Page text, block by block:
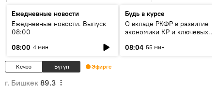
Ежедневные новости
Ежедневные новости. Выпуск
08:00
08:00 4 мин
Будь в курсе
О вкладе РКФР в развитие
экономики КР и ключевых
08:04 55 мин
Кечээ Бүгүн Эфирге
г. Бишкек 89.3